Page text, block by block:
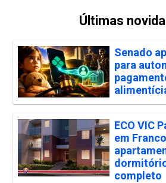
Últimas
Senado
para
ECO VIC
em
completo